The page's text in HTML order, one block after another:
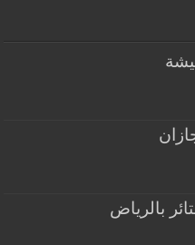
بالرياض